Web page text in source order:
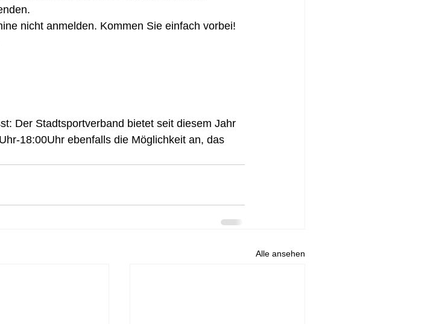
nicht anmelden. Kommen Sie einfach vorbei!
Der Stadtsportverband bietet seit diesem Jahr
18:00Uhr ebenfalls die Möglichkeit an, das
Alle ansehen